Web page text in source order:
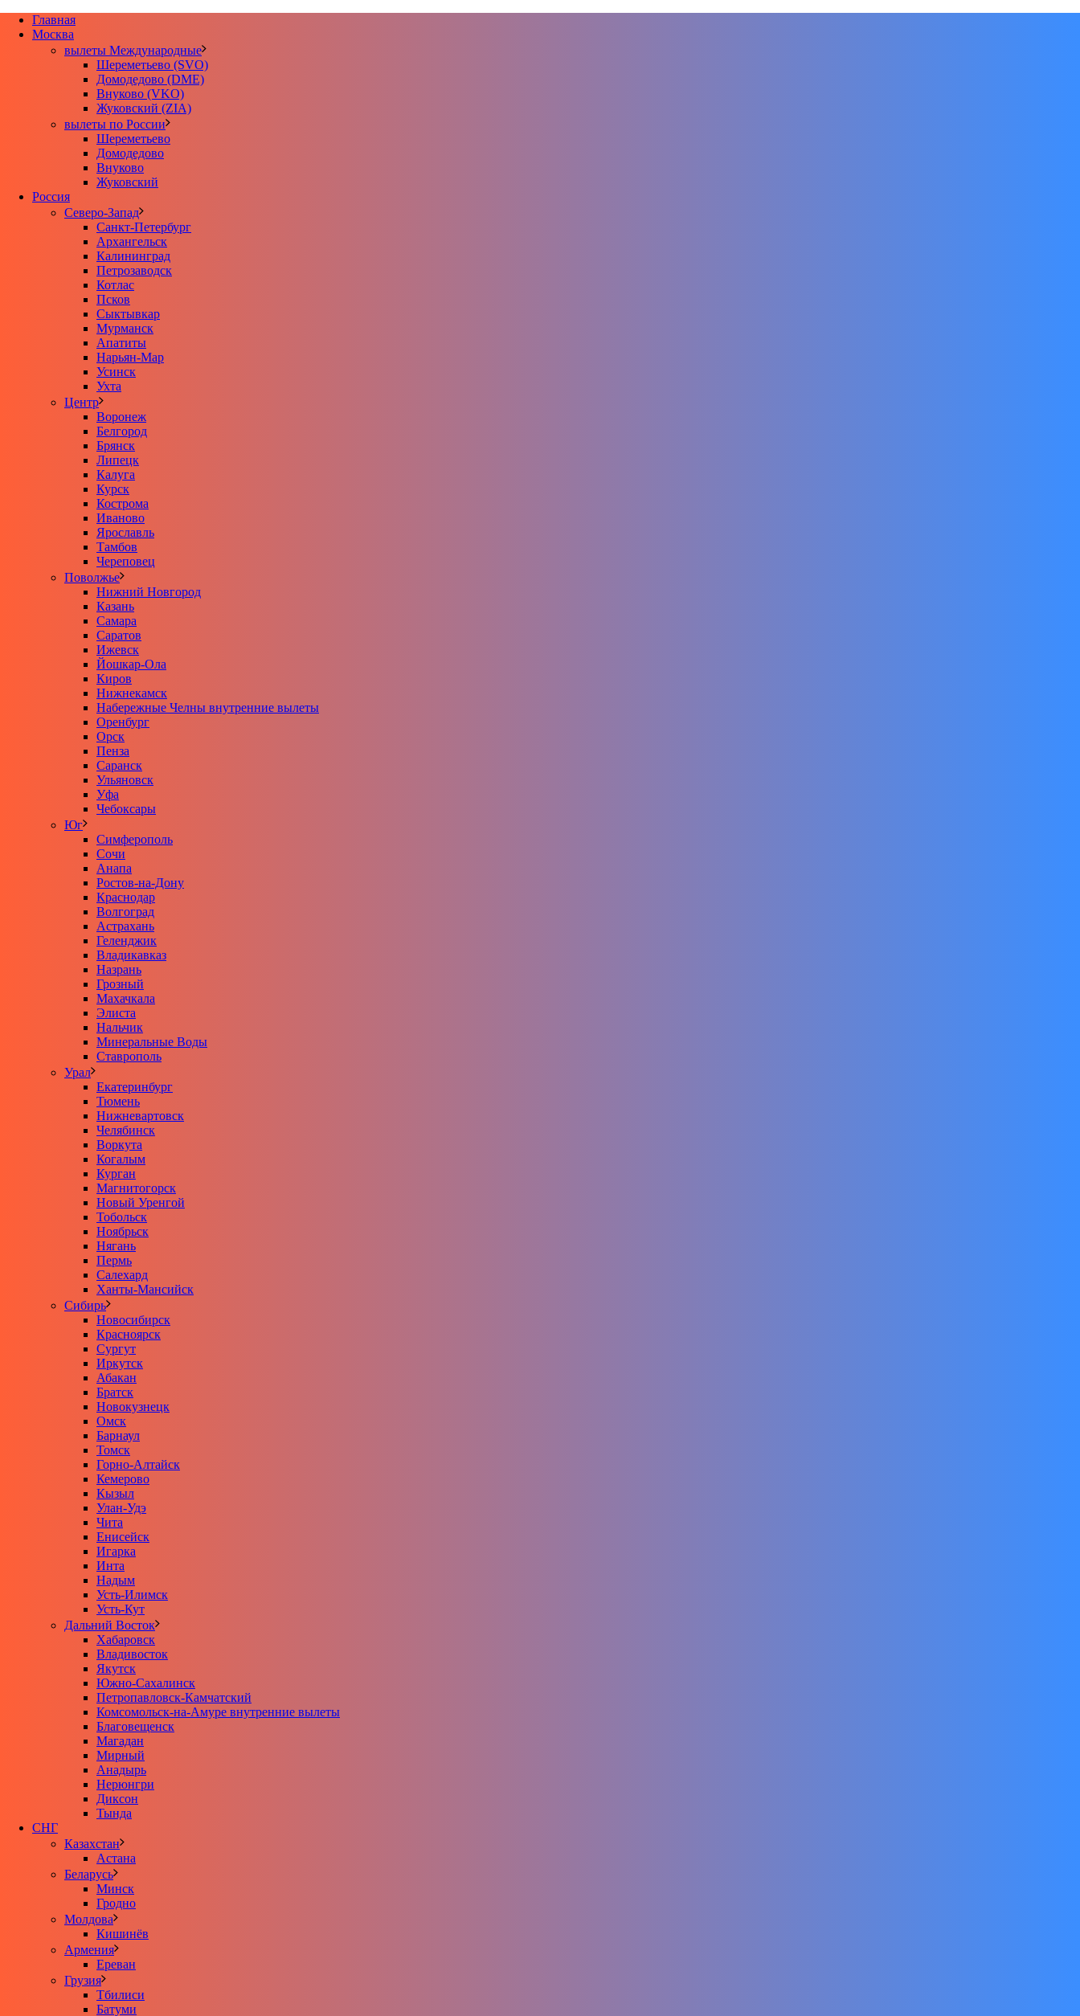
Главная
Москва
вылеты Международные
Шереметьево (SVO)
Домодедово (DME)
Внуково (VKO)
Жуковский (ZIA)
вылеты по России
Шереметьево
Домодедово
Внуково
Жуковский
Россия
Северо-Запад
Санкт-Петербург
Архангельск
Калининград
Петрозаводск
Котлас
Псков
Сыктывкар
Мурманск
Апатиты
Нарьян-Мар
Усинск
Ухта
Центр
Воронеж
Белгород
Брянск
Липецк
Калуга
Курск
Кострома
Иваново
Ярославль
Тамбов
Череповец
Поволжье
Нижний Новгород
Казань
Самара
Саратов
Ижевск
Йошкар-Ола
Киров
Нижнекамск
Набережные Челны внутренние вылеты
Оренбург
Орск
Пенза
Саранск
Ульяновск
Уфа
Чебоксары
Юг
Симферополь
Сочи
Анапа
Ростов-на-Дону
Краснодар
Волгоград
Астрахань
Геленджик
Владикавказ
Назрань
Грозный
Махачкала
Элиста
Нальчик
Минеральные Воды
Ставрополь
Урал
Екатеринбург
Тюмень
Нижневартовск
Челябинск
Воркута
Когалым
Курган
Магнитогорск
Новый Уренгой
Тобольск
Ноябрьск
Нягань
Пермь
Салехард
Ханты-Мансийск
Сибирь
Новосибирск
Красноярск
Сургут
Иркутск
Абакан
Братск
Новокузнецк
Омск
Барнаул
Томск
Горно-Алтайск
Кемерово
Кызыл
Улан-Удэ
Чита
Енисейск
Игарка
Инта
Надым
Усть-Илимск
Усть-Кут
Дальний Восток
Хабаровск
Владивосток
Якутск
Южно-Сахалинск
Петропавловск-Камчатский
Комсомольск-на-Амуре внутренние вылеты
Благовещенск
Магадан
Мирный
Анадырь
Нерюнгри
Диксон
Тында
СНГ
Казахстан
Астана
Беларусь
Минск
Гродно
Молдова
Кишинёв
Армения
Ереван
Грузия
Тбилиси
Батуми